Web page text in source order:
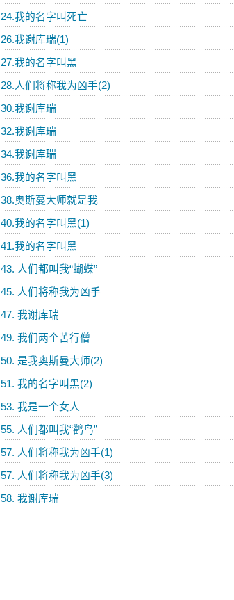
24.我的名字叫死亡
26.我谢库瑞(1)
27.我的名字叫黑
28.人们将称我为凶手(2)
30.我谢库瑞
32.我谢库瑞
34.我谢库瑞
36.我的名字叫黑
38.奥斯蔓大师就是我
40.我的名字叫黑(1)
41.我的名字叫黑
43. 人们都叫我“蝴蝶”
45. 人们将称我为凶手
47. 我谢库瑞
49. 我们两个苦行僧
50. 是我奥斯曼大师(2)
51. 我的名字叫黑(2)
53. 我是一个女人
55. 人们都叫我“鹳鸟”
57. 人们将称我为凶手(1)
57. 人们将称我为凶手(3)
58. 我谢库瑞